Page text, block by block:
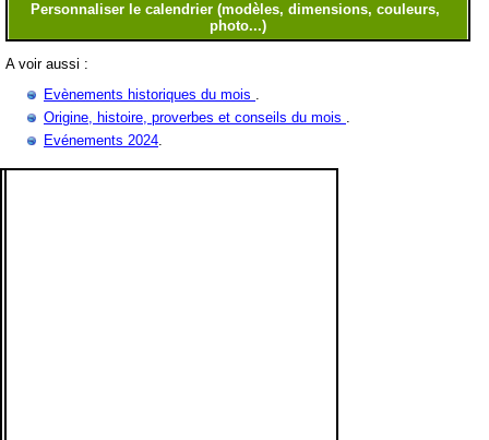
A voir aussi :
Evènements historiques du mois .
Origine, histoire, proverbes et conseils du mois .
Evénements 2024.